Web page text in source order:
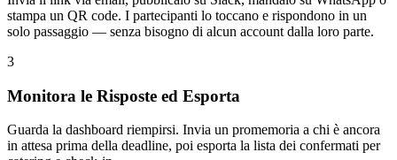
stampa un QR code. I partecipanti lo toccano e rispondono in un
solo passaggio — senza bisogno di alcun account dalla loro parte.
3
Monitora le Risposte ed Esporta
Guarda la dashboard riempirsi. Invia un promemoria a chi è ancora
in attesa prima della deadline, poi esporta la lista dei confermati per